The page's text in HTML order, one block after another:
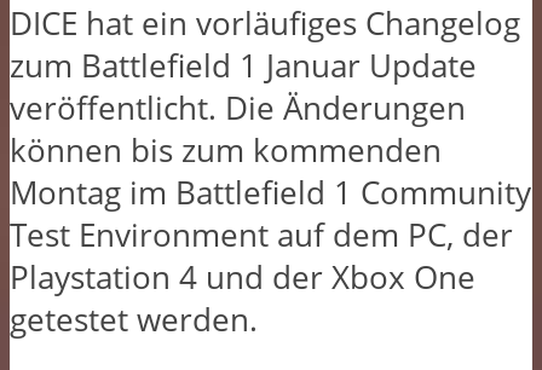
DICE hat ein vorläufiges Changelog
zum Battlefield 1 Januar Update
veröffentlicht. Die Änderungen
können bis zum kommenden
Montag im Battlefield 1 Community
Test Environment auf dem PC, der
Playstation 4 und der Xbox One
getestet werden.